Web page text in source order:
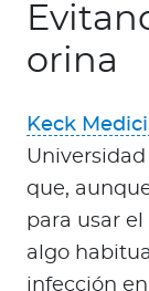
orina
Keck
que,
para usar
algo
infección